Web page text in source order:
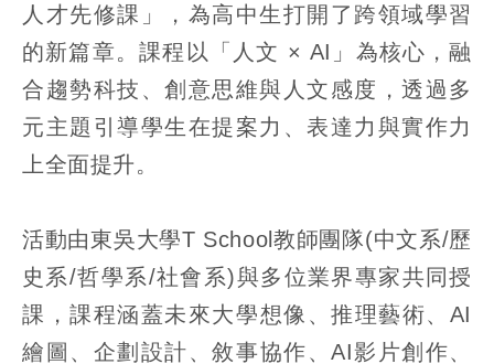
人才先修課」，為高中生打開了跨領域學習
的新篇章。課程以「人文 × AI」為核心，融
合趨勢科技、創意思維與人文感度，透過多
元主題引導學生在提案力、表達力與實作力
上全面提升。
活動由東吳大學T School教師團隊(中文系/歷
史系/哲學系/社會系)與多位業界專家共同授
課，課程涵蓋未來大學想像、推理藝術、AI
繪圖、企劃設計、敘事協作、AI影片創作、